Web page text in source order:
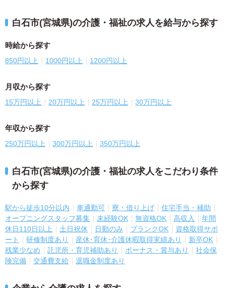
白石市(宮城県)の介護・福祉の求人を給与から探す
時給から探す
850円以上 1000円以上 1200円以上
月収から探す
15万円以上 20万円以上 25万円以上 30万円以上
年収から探す
250万円以上 300万円以上 350万円以上
白石市(宮城県)の介護・福祉の求人をこだわり条件
から探す
駅から徒歩10分以内 車通勤可 寮・借り上げ
住宅手当・補助
オープニングスタッフ募集
未経験OK 無資格OK 高収入
年間
休日110日以上
土日祝休 日勤のみ ブランクOK
資格取得サポ
ート
研修制度あり 産休･育休･介護休暇取得実績あり
新卒OK
残業少なめ
託児所・育児補助あり ボーナス・賞与あり
社会保
険完備
交通費支給 退職金制度あり